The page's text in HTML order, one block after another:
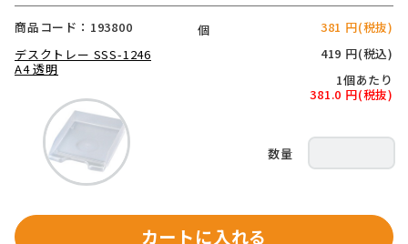
商品コード：193800
デスクトレー SSS-1246
A4 透明
個
381 円(税抜)
419 円(税込)
1個あたり
381.0 円(税抜)
カートに入れる